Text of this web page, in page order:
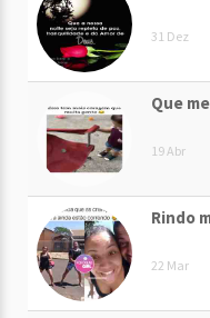
31 Dez
Que
19 Abr
Rindo
22 Mar